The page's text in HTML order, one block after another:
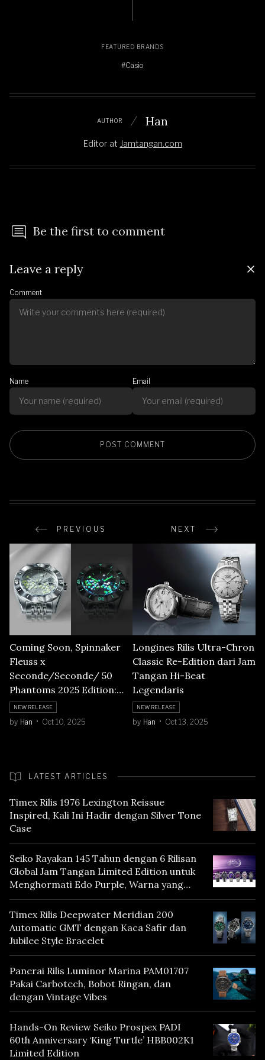
FEATURED BRANDS
#Casio
AUTHOR Han
Editor at Jamtangan.com
Be the first to comment
Leave a reply
Comment
Name Email
PREVIOUS NEXT
Coming Soon, Spinnaker
Fleuss x
Seconde/Seconde/ 50
Phantoms 2025 Edition:
Phantom Steel SP-5170-
11A-Q dan Phantom White
NEW RELEASE
by Han Oct 10, 2025
Longines Rilis Ultra-Chron
Classic Re-Edition dari Jam
Tangan Hi-Beat
Legendaris
NEW RELEASE
by Han Oct 13, 2025
LATEST ARTICLES
Timex Rilis 1976 Lexington Reissue
Inspired, Kali Ini Hadir dengan Silver Tone
Case
Seiko Rayakan 145 Tahun dengan 6 Rilisan
Global Jam Tangan Limited Edition untuk
Menghormati Edo Purple, Warna yang
Mencerminkan Warisan Tokyo
Timex Rilis Deepwater Meridian 200
Automatic GMT dengan Kaca Safir dan
Jubilee Style Bracelet
Panerai Rilis Luminor Marina PAM01707
Pakai Carbotech, Bobot Ringan, dan
dengan Vintage Vibes
Hands-On Review Seiko Prospex PADI
60th Anniversary ‘King Turtle’ HBB002K1
Limited Edition